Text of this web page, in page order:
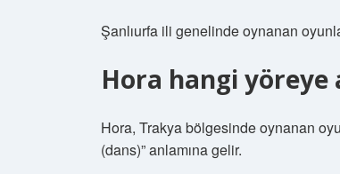
Şanlıurfa ili genelinde oynanan
Hora hangi
Hora, Trakya bölgesinde oynanan
(dans)” anlamına gelir.